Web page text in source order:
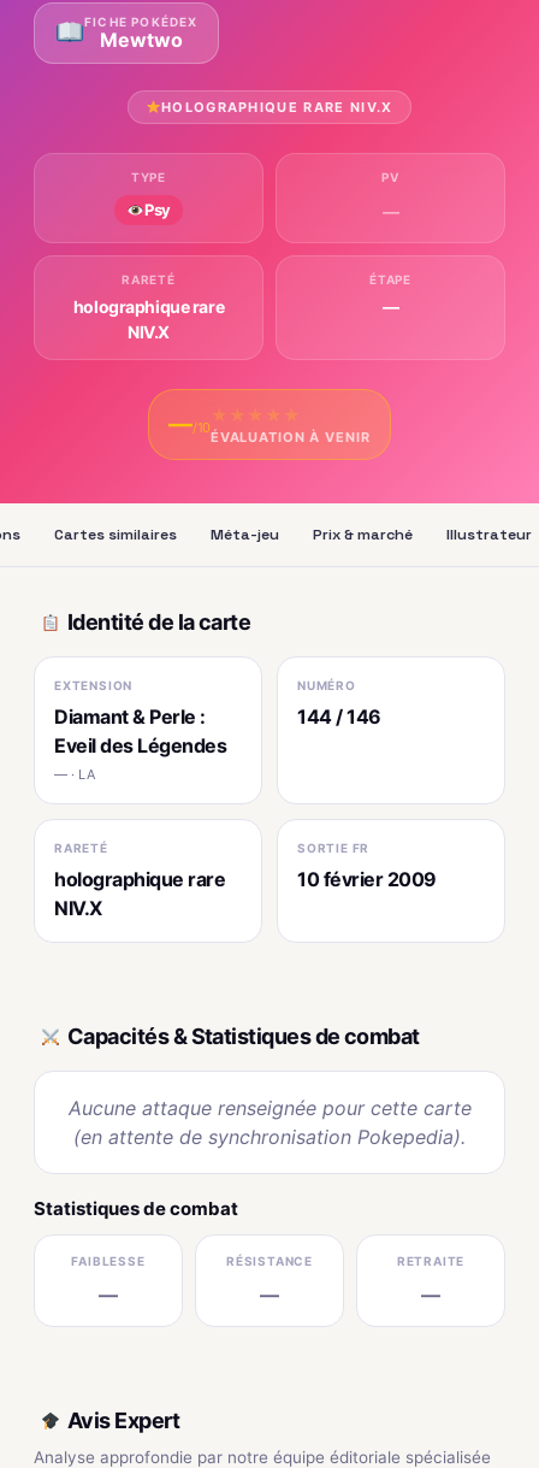
FICHE POKÉDEX
Mewtwo
HOLOGRAPHIQUE RARE NIV.X
TYPE
Psy
PV
—
RARETÉ
holographique rare
NIV.X
ÉTAPE
—
—/10
★ ★ ★ ★ ★
ÉVALUATION À VENIR
Cartes similaires Méta-jeu Prix & marché Illustrateur
Identité de la carte
EXTENSION
Diamant & Perle :
Eveil des Légendes
— · LA
NUMÉRO
144 / 146
RARETÉ
holographique rare
NIV.X
SORTIE FR
10 février 2009
Capacités & Statistiques de combat
Aucune attaque renseignée pour cette carte
(en attente de synchronisation Pokepedia).
Statistiques de combat
FAIBLESSE
—
RÉSISTANCE
—
RETRAITE
—
Avis Expert
Analyse approfondie par notre équipe éditoriale spécialisée